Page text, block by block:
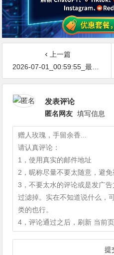
上一篇
2026-07-01_00:59:55_最新网络节点地址免费分享…不定期更新…开放免费分享（网络免费节点香港|日本|韩国|新加坡|台湾|马来西亚|…
发表评论
匿名网友 填写信息